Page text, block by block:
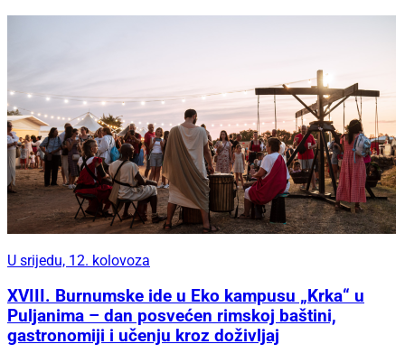
U srijedu, 12. kolovoza
XVIII. Burnumske ide u Eko kampusu „Krka“ u
Puljanima – dan posvećen rimskoj baštini,
gastronomiji i učenju kroz doživljaj